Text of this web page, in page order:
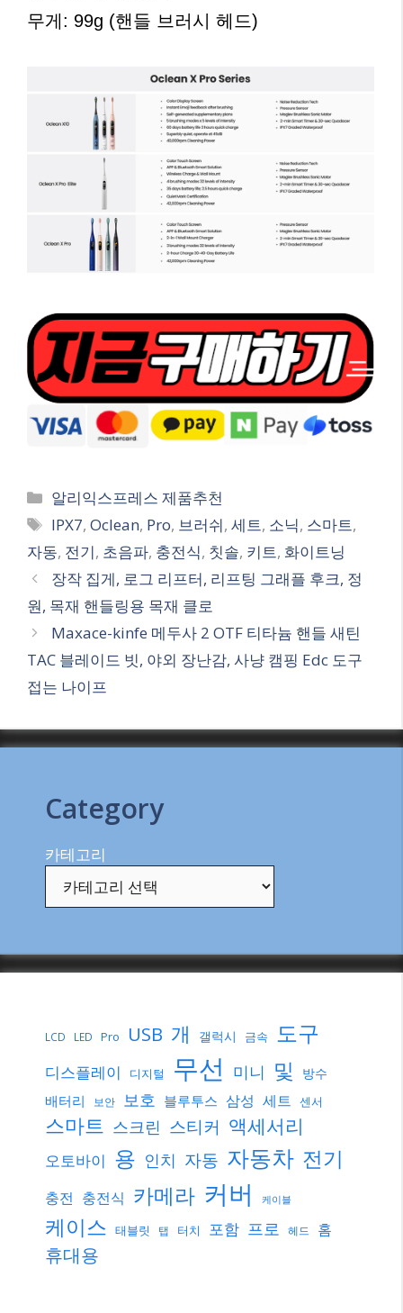
무게: 99g (핸들 브러시 헤드)
Categories
알리익스프레스 제품추천
Tags
IPX7,Oclean, Pro, 브러쉬,세트, 소닉, 스마트,
자동, 전기, 초음파, 충전식, 칫솔, 키트, 화이트닝
장작 집게, 로그 리프터, 리프팅 그래플 후크, 정
원, 목재 핸들링용 목재 클로
Maxace-kinfe 메두사 2 OTF 티타늄 핸들 새틴
TAC 블레이드 빗, 야외 장난감, 사냥 캠핑 Edc 도구
접는 나이프
Category
카테고리
LCD LED Pro USB 개 갤럭시 금속 도구
디스플레이 디지털 무선 미니 및 방수
배터리 보안 보호 블루투스 삼성 세트 센서
스마트 스크린 스티커 액세서리
오토바이 용 인치 자동 자동차 전기
충전 충전식 카메라 커버 케이블
케이스 태블릿 탭 터치 포함 프로 헤드 홈
휴대용